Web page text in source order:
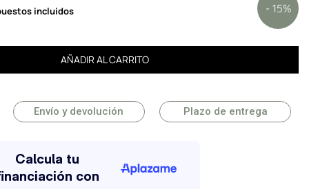
- 15%
incluidos
AÑADIR AL CARRITO
Envío y devolución Plazo de entrega